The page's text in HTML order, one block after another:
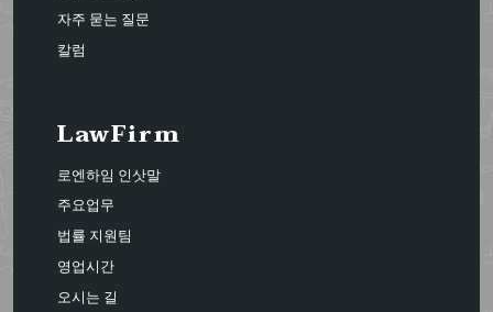
자주 묻는 질문
칼럼
LawFirm
로엔하임 인삿말
주요업무
법률 지원팀
영업시간
오시는 길